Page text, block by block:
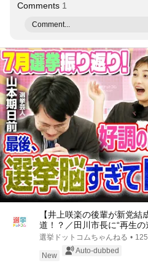
Comments 1
Comment...
【井上咲楽の後輩が新党
道！？／田川市長に“再生の
が事務所侵入で辞職願【井
挙ドットコムちゃんねる
選挙ドットコムちゃんねる •
New
Auto-dubbed